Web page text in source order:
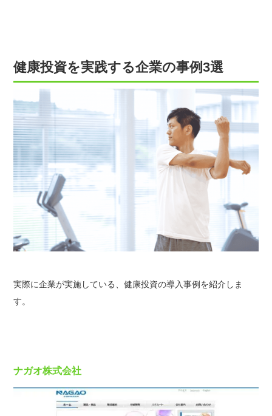
健康投資を実践する企業の事例3選
実際に企業が実施している、健康投資の導入事例を紹介しま
す。
ナガオ株式会社